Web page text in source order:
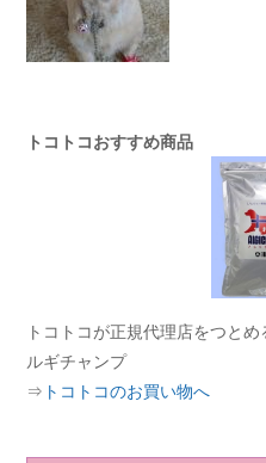
トコトコおすすめ商品
トコトコが正規代理店をつと
ルギチャンプ
⇒ トコトコのお買い物へ